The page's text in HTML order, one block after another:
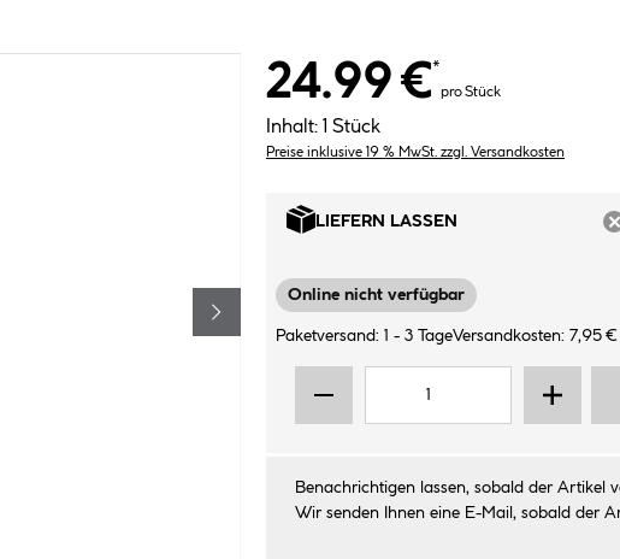
24.99 €*
pro Stück
Inhalt: 1 Stück
Preise inklusive 19 % MwSt. zzgl. Versandkosten
LIEFERN LASSEN
Online nicht verfügbar
Paketversand: 1 - 3 TageVersandkosten: 7,95 €
Benachrichtigen lassen, sobald der Artikel
Wir senden Ihnen eine E-Mail, sobald der